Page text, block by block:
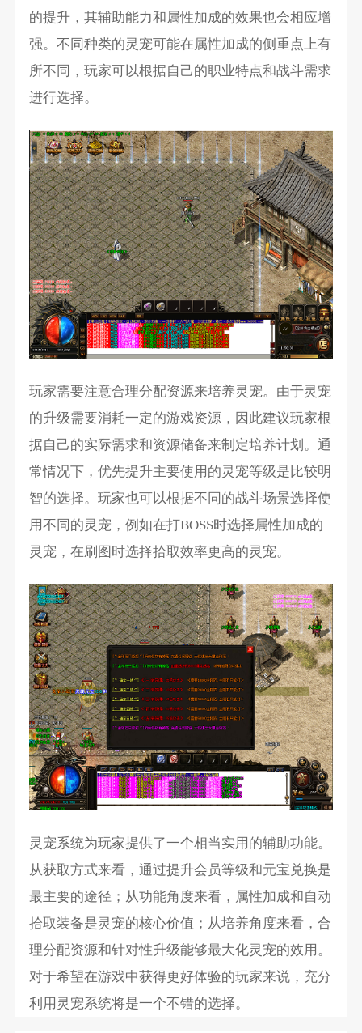
的提升，其辅助能力和属性加成的效果也会相应增
强。不同种类的灵宠可能在属性加成的侧重点上有
所不同，玩家可以根据自己的职业特点和战斗需求
进行选择。
玩家需要注意合理分配资源来培养灵宠。由于灵宠
的升级需要消耗一定的游戏资源，因此建议玩家根
据自己的实际需求和资源储备来制定培养计划。通
常情况下，优先提升主要使用的灵宠等级是比较明
智的选择。玩家也可以根据不同的战斗场景选择使
用不同的灵宠，例如在打BOSS时选择属性加成的
灵宠，在刷图时选择拾取效率更高的灵宠。
灵宠系统为玩家提供了一个相当实用的辅助功能。
从获取方式来看，通过提升会员等级和元宝兑换是
最主要的途径；从功能角度来看，属性加成和自动
拾取装备是灵宠的核心价值；从培养角度来看，合
理分配资源和针对性升级能够最大化灵宠的效用。
对于希望在游戏中获得更好体验的玩家来说，充分
利用灵宠系统将是一个不错的选择。